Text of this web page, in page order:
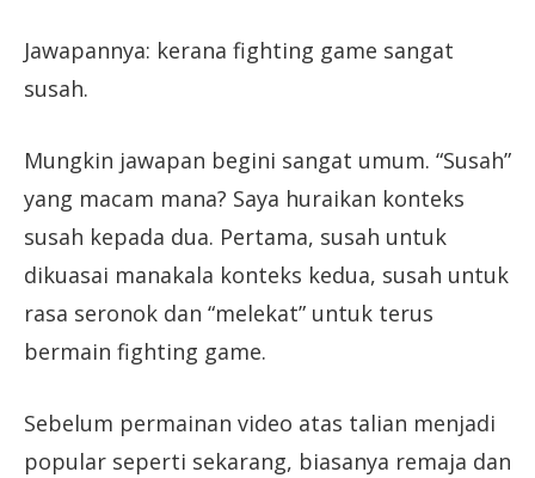
Jawapannya: kerana fighting game sangat
susah.
Mungkin jawapan begini sangat umum. “Susah”
yang macam mana? Saya huraikan konteks
susah kepada dua. Pertama, susah untuk
dikuasai manakala konteks kedua, susah untuk
rasa seronok dan “melekat” untuk terus
bermain fighting game.
Sebelum permainan video atas talian menjadi
popular seperti sekarang, biasanya remaja dan